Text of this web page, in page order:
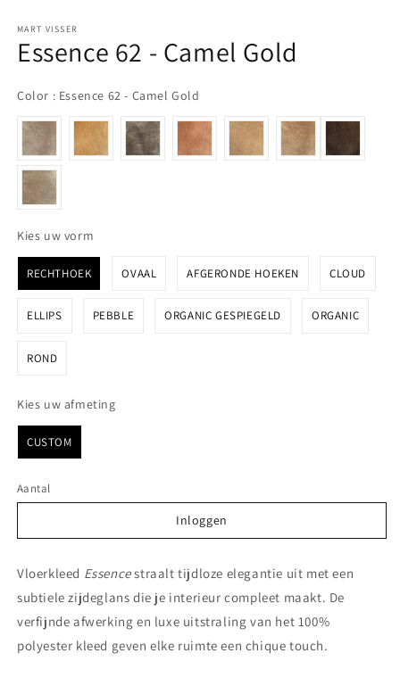
MART VISSER
Essence 62 - Camel Gold
Color : Essence 62 - Camel Gold
Kies uw vorm
RECHTHOEK OVAAL AFGERONDE HOEKEN CLOUD
ELLIPS PEBBLE ORGANIC GESPIEGELD ORGANIC
ROND
Kies uw afmetingKies uw afmeting
CUSTOM
Aantal
Inloggen
Inloggen
Vloerkleed Essencestraalt tijdloze elegantie uit met een
subtiele zijdeglans die je interieur compleet maakt. De
verfijnde afwerking en luxe uitstraling van het 100%
polyester kleed geven elke ruimte een chique touch.